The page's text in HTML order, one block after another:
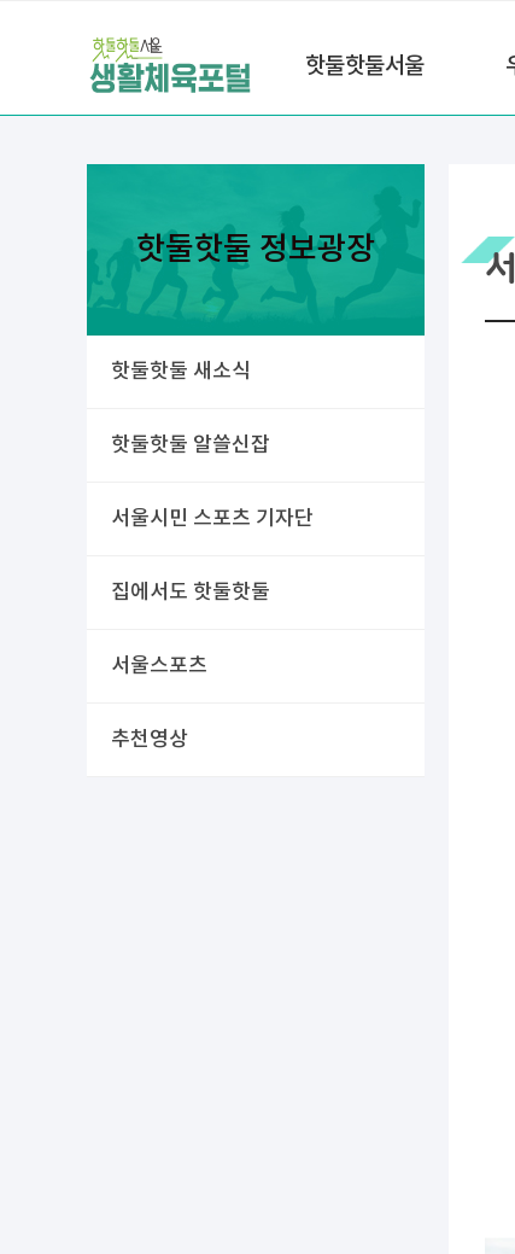
핫둘핫둘서울
핫둘핫둘 정보광장
핫둘핫둘 새소식
핫둘핫둘 알쓸신잡
서울시민 스포츠 기자단
집에서도 핫둘핫둘
서울스포츠
추천영상